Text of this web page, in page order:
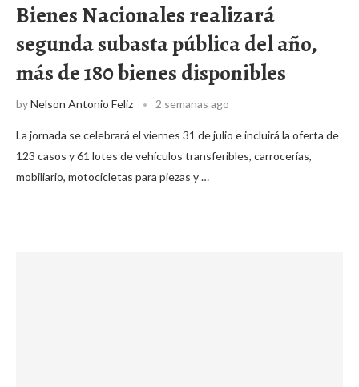
Bienes Nacionales realizará
segunda subasta pública del año,
más de 180 bienes disponibles
byNelson Antonio Feliz 2 semanas ago
La jornada se celebrará el viernes 31 de julio e incluirá la oferta de
123 casos y 61 lotes de vehículos transferibles, carrocerías,
mobiliario, motocicletas para piezas y …